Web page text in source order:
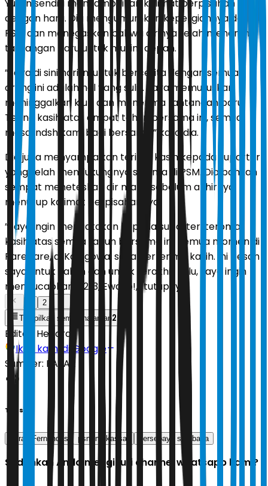
Yuran sendiri menyampaikan kalimat perpisahan
dengan haru. Dia mengumumkan kepergiannya dari
PSM dan menegaskan bahwa dirinya telah menerima
tantangan baru untuk musim depan.
”Saya di sini hari ini untuk bercerita dengan semua
orang,ini adalah hal yang sulit. Saya memutuskan
meninggalkan klub dan menerima tantangan baru.
Terina kasih atas empat tahun bersama ini, semua
masa indsh kami bagi bersama,” kata dia.
Dia juga menyampaikan terima kasih kepada suporter
yang telah mendukungnya selama di PSM. Dia bahkan
sempat meneteskan air mata, sebelum akhirnya
menutup kalimat perpisahannya.
”Saya ingin mengatakan kepada suporter, teroma
kasih atas semua tahun bersama ini. Semua momen di
Parepare, di Kalegowa, saya berterima kasih. Ini pesan
saya untuk kalian dan untuk terakhir kalu, saya ingin
mengucapkan 1, 2, 3, Ewako!,” tutupnya.
2
Tampilkan semua halaman2
Editor: Hendra
Ikuti kami di Google
Sumber: FAJAR
Tags
Yuran Fernandes psm makassar persebaya surabaya
Sudahkah Anda mengikuti channel whatsapp kami?